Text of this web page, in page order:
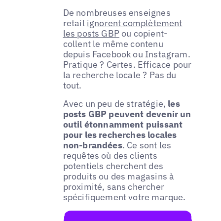
De nombreuses enseignes
retail ignorent complètement
les posts GBPou copient-
collent le même contenu
depuis Facebook ou Instagram.
Pratique ? Certes. Efficace pour
la recherche locale ? Pas du
tout.
Avec un peu de stratégie, les
posts GBP peuvent devenir un
outil étonnamment puissant
pour les recherches locales
non-brandées. Ce sont les
requêtes où des clients
potentiels cherchent des
produits ou des magasins à
proximité, sans chercher
spécifiquement votre marque.